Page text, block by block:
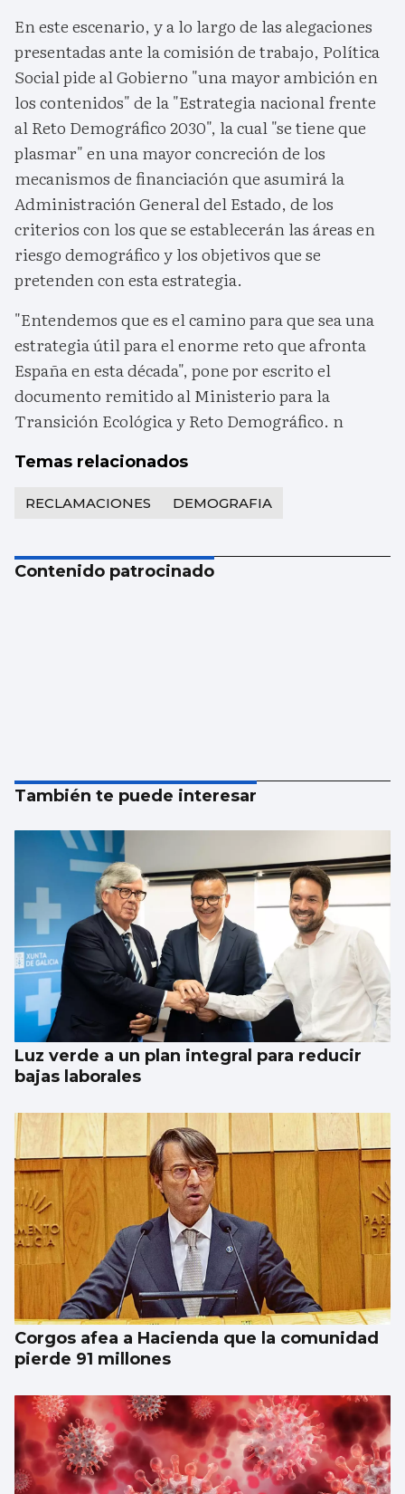
En este escenario, y a lo largo de las alegaciones
presentadas ante la comisión de trabajo, Política
Social pide al Gobierno "una mayor ambición en
los contenidos" de la "Estrategia nacional frente
al Reto Demográfico 2030", la cual "se tiene que
plasmar" en una mayor concreción de los
mecanismos de financiación que asumirá la
Administración General del Estado, de los
criterios con los que se establecerán las áreas en
riesgo demográfico y los objetivos que se
pretenden con esta estrategia.
"Entendemos que es el camino para que sea una
estrategia útil para el enorme reto que afronta
España en esta década", pone por escrito el
documento remitido al Ministerio para la
Transición Ecológica y Reto Demográfico. n
Temas relacionados
RECLAMACIONES DEMOGRAFIA
Contenido patrocinado
También te puede interesar
Luz verde a un plan integral para reducir
bajas laborales
Corgos afea a Hacienda que la comunidad
pierde 91 millones